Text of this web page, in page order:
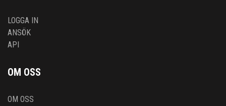
LOGGA IN
ANSÖK
API
OM OSS
OM OSS